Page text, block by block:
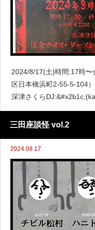
2024/8/17(土)時間:17時〜
区日本橋浜町2-55-5-104
深津さくら
コンビニにDM）料金
三田座談怪 vol.2
2024.08.17